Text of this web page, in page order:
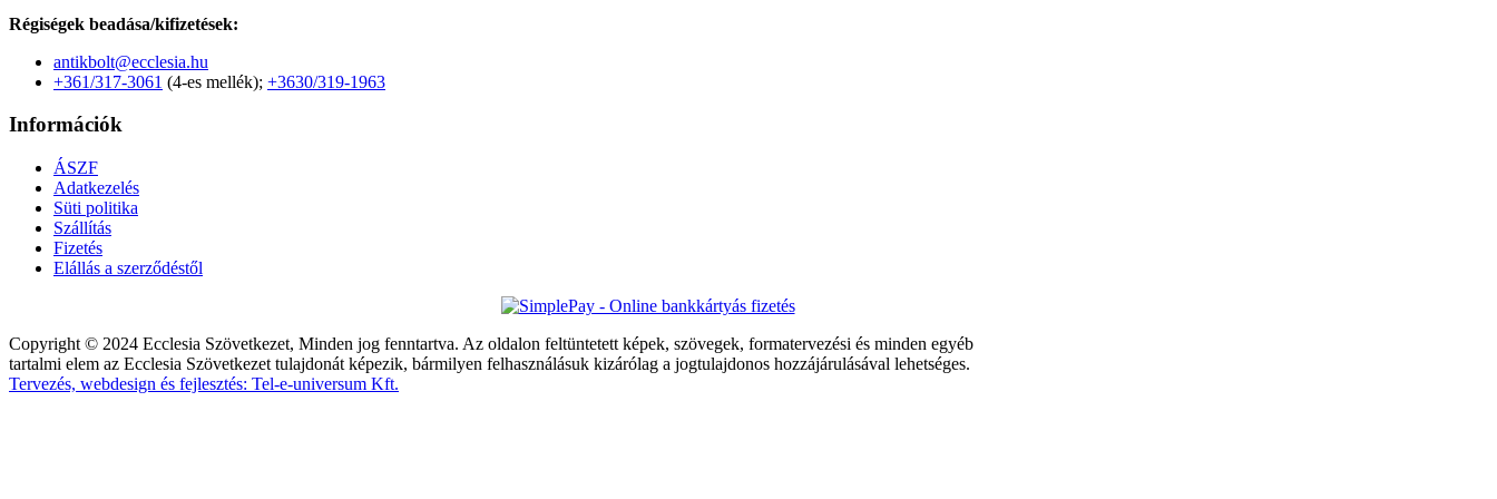
Régiségek beadása/kifizetések:
antikbolt@ecclesia.hu
+361/317-3061 (4-es mellék); +3630/319-1963
Információk
ÁSZF
Adatkezelés
Süti politika
Szállítás
Fizetés
Elállás a szerződéstől
Copyright © 2024 Ecclesia Szövetkezet, Minden jog fenntartva. Az oldalon feltüntetett képek, szövegek, formatervezési és minden egyéb
tartalmi elem az Ecclesia Szövetkezet tulajdonát képezik, bármilyen felhasználásuk kizárólag a jogtulajdonos hozzájárulásával lehetséges.
Tervezés, webdesign és fejlesztés: Tel-e-universum Kft.